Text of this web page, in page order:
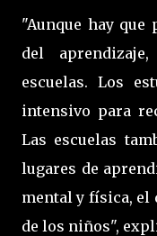
"Aunque hay
del
escuelas. Los
intensivo para
Las escuelas
lugares de
mental y física,
de los niños",